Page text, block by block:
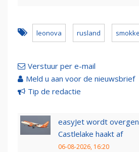
leonova rusland
Verstuur per e-mail
Meld u aan voor de nieuwsbrief
Tip de redactie
easyJet wordt
Castlelake haakt af
06-08-2026, 16:20